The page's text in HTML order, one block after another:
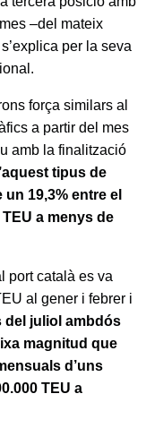
–del mateix
per la seva
força similars al
a partir del mes
amb la finalització
tipus de
19,3% entre el
a menys de
port català es va
al gener i febrer i
del juliol ambdós
magnitud que
d’uns
TEU a